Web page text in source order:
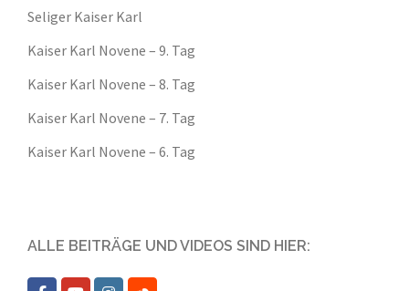
Seliger Kaiser Karl
Kaiser Karl Novene – 9. Tag
Kaiser Karl Novene – 8. Tag
Kaiser Karl Novene – 7. Tag
Kaiser Karl Novene – 6. Tag
ALLE BEITRÄGE UND VIDEOS SIND HIER: